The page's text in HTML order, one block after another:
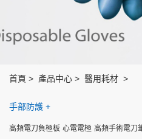
首頁 產品中心 醫用耗材
手部防護
高頻電刀負極板 心電電極 高頻手術電刀